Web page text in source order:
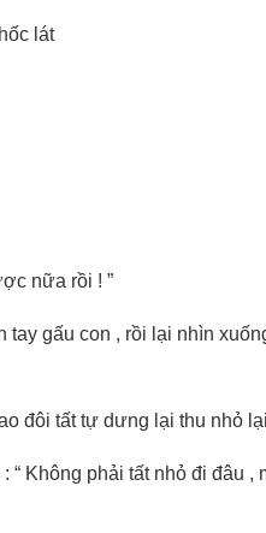
lát
nữa rồi ! ”
gấu con , rồi lại nhìn
đôi tất tự dưng lại thu nhỏ
“ Không phải tất nhỏ đi đâu ,